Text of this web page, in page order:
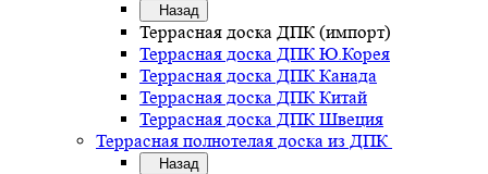
Назад
Террасная доска ДПК (импорт)
Террасная доска ДПК Ю.Корея
Террасная доска ДПК Канада
Террасная доска ДПК Китай
Террасная доска ДПК Швеция
Террасная полнотелая доска из ДПК
Назад